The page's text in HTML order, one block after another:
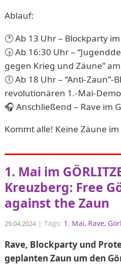
Ablauf:
🕐 Ab 13 Uhr – Blockparty
🕟 Ab 16:30 Uhr –
gegen Krieg und Zäune”
🕕 Ab 18 Uhr – “Anti-Zaun”-
revolutionären 1.-Mai-
🎧 Anschließend – Rave im
Kommt alle! Keine Zäune im
1. Mai im
Kreuzberg: Free
against the Zaun
29.04.2024 |Tags: 1. Mai Rave
Rave, Blockparty und
geplanten Zaun um den